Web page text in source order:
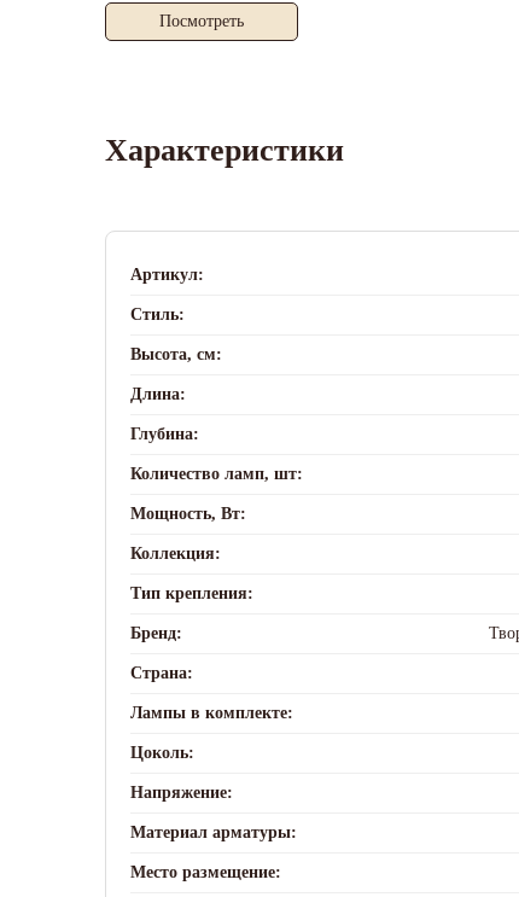
Посмотреть
Характеристики
Артикул:
Стиль:
Высота, см:
Длина:
Глубина:
Количество ламп, шт:
Мощность, Вт:
Коллекция:
Тип крепления:
Бренд:
Страна:
Лампы в комплекте:
Цоколь:
Напряжение:
Материал арматуры:
Место размещение: